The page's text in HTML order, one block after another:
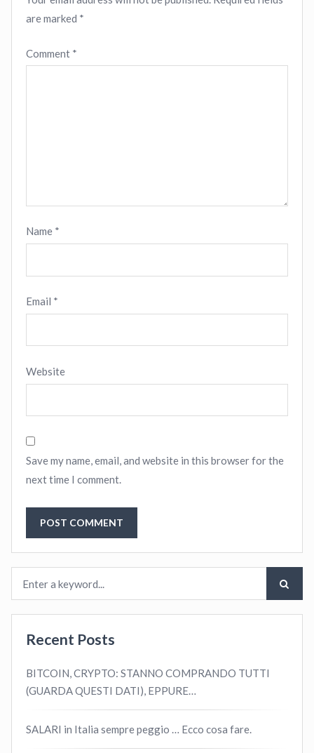
are marked *
Comment *
Name *
Email *
Website
Save my name, email, and website in this browser for the
next time I comment.
Recent Posts
BITCOIN, CRYPTO: STANNO COMPRANDO TUTTI
(GUARDA QUESTI DATI), EPPURE…
SALARI in Italia sempre peggio … Ecco cosa fare.